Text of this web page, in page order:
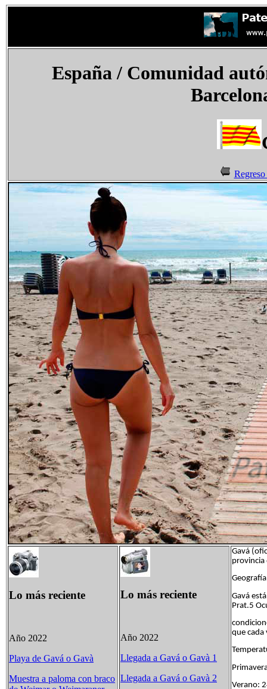
España/ Comunidad
Lo más reciente
Año 2022
Playa de Gavá o Gavà
Muestra a paloma con braco
Lo más reciente
Año 2022
Llegada a Gavá o Gavà 1
Llegada a Gavá o Gavà 2
Gavá​
provincia
Geografía
Gavá
Prat.5​
que cada
Verano: